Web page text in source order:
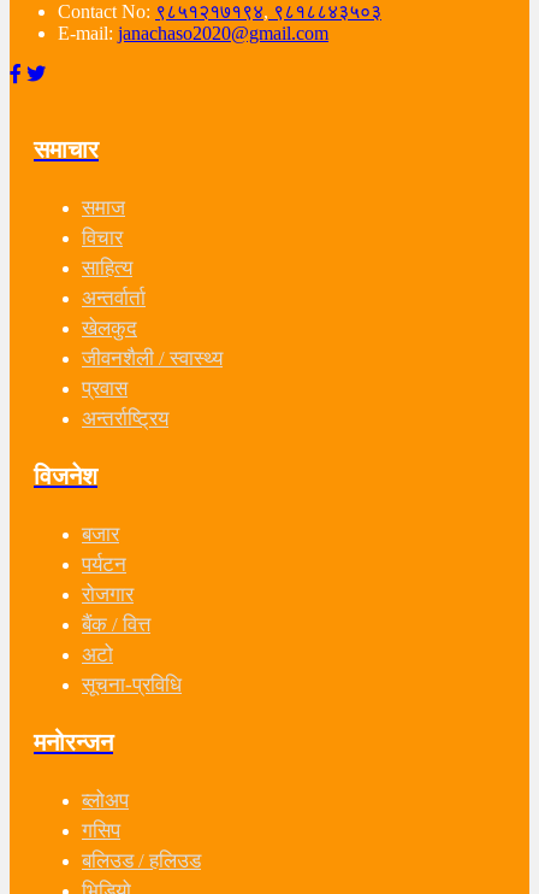
Contact No: ९८५१२१७१९४, ९८१८८४३५०३
E-mail: janachaso2020@gmail.com
समाचार
समाज
विचार
साहित्य
अन्तर्वार्ता
खेलकुद
जीवनशैली / स्वास्थ्य
प्रवास
अन्तर्राष्ट्रिय
विजनेश
बजार
पर्यटन
रोजगार
बैंक / वित्त
अटो
सूचना-प्रविधि
मनोरन्जन
ब्लोअप
गसिप
बलिउड / हलिउड